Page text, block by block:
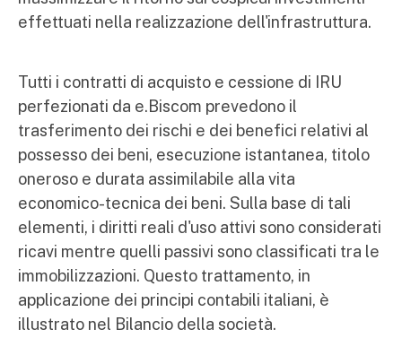
effettuati nella realizzazione dell'infrastruttura.
Tutti i contratti di acquisto e cessione di IRU
perfezionati da e.Biscom prevedono il
trasferimento dei rischi e dei benefici relativi al
possesso dei beni, esecuzione istantanea, titolo
oneroso e durata assimilabile alla vita
economico-tecnica dei beni. Sulla base di tali
elementi, i diritti reali d'uso attivi sono considerati
ricavi mentre quelli passivi sono classificati tra le
immobilizzazioni. Questo trattamento, in
applicazione dei principi contabili italiani, è
illustrato nel Bilancio della società.